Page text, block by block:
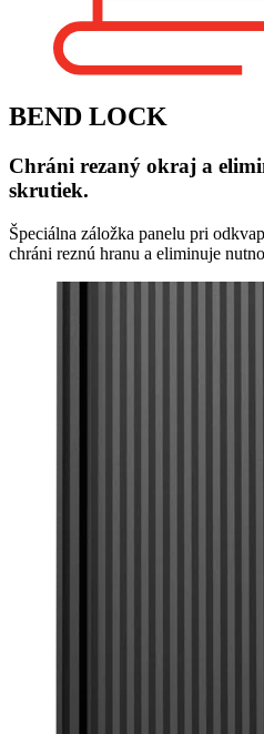
BEND LOCK
Chráni rezaný okraj a
skrutiek.
Špeciálna záložka panelu pri
chráni reznú hranu a eliminuje